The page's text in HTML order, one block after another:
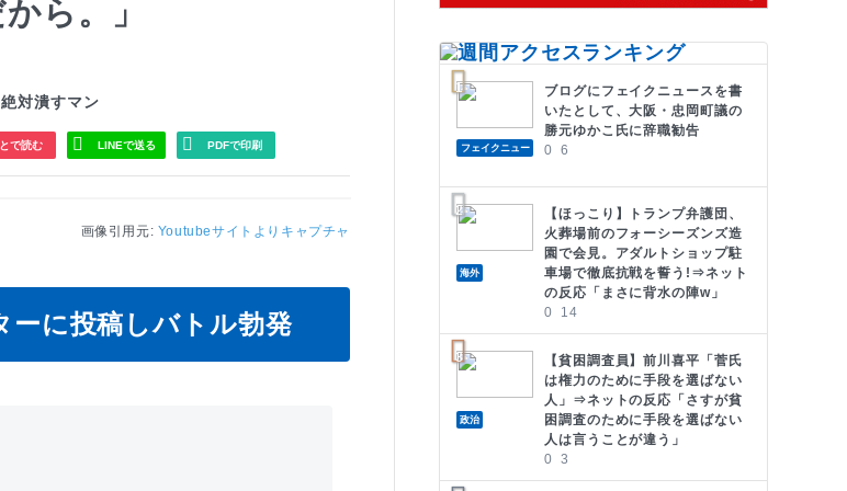
ら。」
対潰すマン
で読む LINEで送る PDFで印刷
画像引用元: Youtubeサイトよりキャプチャ
ーに投稿しバトル勃発
フェイクニュー
ブログにフェイクニュースを書
いたとして、大阪・忠岡町議の
勝元ゆかこ氏に辞職勧告
0 6
海外
【ほっこり】トランプ弁護団、
火葬場前のフォーシーズンズ造
園で会見。アダルトショップ駐
車場で徹底抗戦を誓う!⇒ネット
の反応「まさに背水の陣w」
0
14
政治
【貧困調査員】前川喜平「菅氏
は権力のために手段を選ばない
人」⇒ネットの反応「さすが貧
困調査のために手段を選ばない
人は言うことが違う」
0 3